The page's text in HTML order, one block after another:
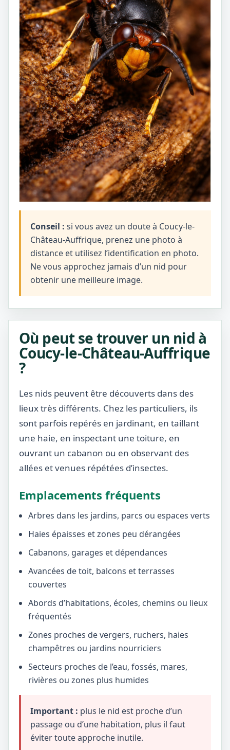
Conseil : si vous avez un doute à Coucy-le-
Château-Auffrique, prenez une photo à
distance et utilisez l’identification en photo.
Ne vous approchez jamais d’un nid pour
obtenir une meilleure image.
Où peut se trouver un nid à
Coucy-le-Château-Auffrique
?
Les nids peuvent être découverts dans des
lieux très différents. Chez les particuliers, ils
sont parfois repérés en jardinant, en taillant
une haie, en inspectant une toiture, en
ouvrant un cabanon ou en observant des
allées et venues répétées d’insectes.
Emplacements fréquents
Arbres dans les jardins, parcs ou espaces verts
Haies épaisses et zones peu dérangées
Cabanons, garages et dépendances
Avancées de toit, balcons et terrasses
couvertes
Abords d’habitations, écoles, chemins ou lieux
fréquentés
Zones proches de vergers, ruchers, haies
champêtres ou jardins nourriciers
Secteurs proches de l’eau, fossés, mares,
rivières ou zones plus humides
Important : plus le nid est proche d’un
passage ou d’une habitation, plus il faut
éviter toute approche inutile.